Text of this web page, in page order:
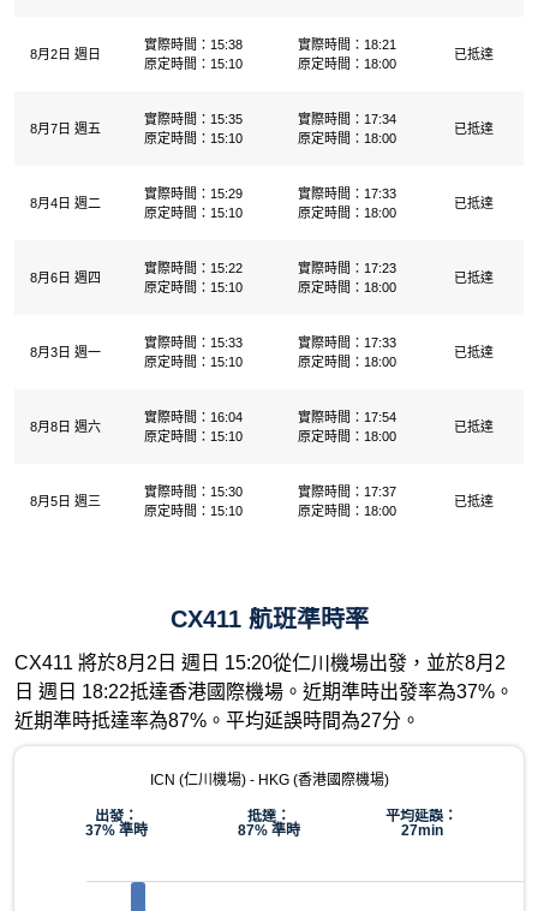
8月2日 週日
實際時間：15:38
原定時間：15:10
實際時間：18:21
原定時間：18:00
已抵達
8月7日 週五
實際時間：15:35
原定時間：15:10
實際時間：17:34
原定時間：18:00
已抵達
8月4日 週二
實際時間：15:29
原定時間：15:10
實際時間：17:33
原定時間：18:00
已抵達
8月6日 週四
實際時間：15:22
原定時間：15:10
實際時間：17:23
原定時間：18:00
已抵達
8月3日 週一
實際時間：15:33
原定時間：15:10
實際時間：17:33
原定時間：18:00
已抵達
8月8日 週六
實際時間：16:04
原定時間：15:10
實際時間：17:54
原定時間：18:00
已抵達
8月5日 週三
實際時間：15:30
原定時間：15:10
實際時間：17:37
原定時間：18:00
已抵達
CX411 航班準時率
CX411 將於8月2日 週日 15:20從仁川機場出發，並於8月2
日 週日 18:22抵達香港國際機場。近期準時出發率為37%。
近期準時抵達率為87%。平均延誤時間為27分。
ICN (仁川機場) - HKG (香港國際機場)
出發：
37% 準時
抵達：
87% 準時
平均延誤：
27min